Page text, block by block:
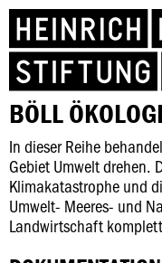
BÖLL
In dieser Reihe
Gebiet Umwelt drehen.
Klimakatastrophe und
Umwelt- Meeres- und
Landwirtschaft